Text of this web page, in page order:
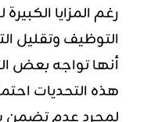
رغم المزايا
التوظيف وتقليل
أنها تواجه بعض
هذه التحديات